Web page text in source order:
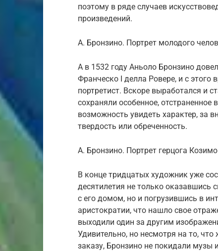
поэтому в ряде случаев
произведений.
А. Бронзино. Портрет молодого
А в 1532 году Аньоло Бронзино
Франческо I делла Ровере, и с
портретист. Вскоре выработался и
сохраняли особенное,
возможность увидеть характер, за
твердость или обреченность.
А. Бронзино. Портрет герцога
В конце тридцатых художник уже
десятилетия не только
с его домом, но и погрузившись в
аристократии, что нашло свое
выходили один за другим
Удивительно, но несмотря на то,
заказу, Бронзино не покидали музы